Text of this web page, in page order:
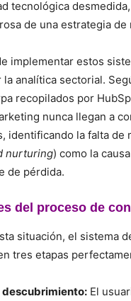
tecnológica
de una estrategia de
implementar estos
la analítica sectorial.
recopilados por
nunca llegan a
identificando la falta de
nurturing) como la
de pérdida.
del proceso de
situación, el sistema
tres etapas
El